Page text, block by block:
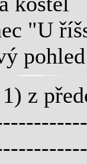
"U
pohled
z